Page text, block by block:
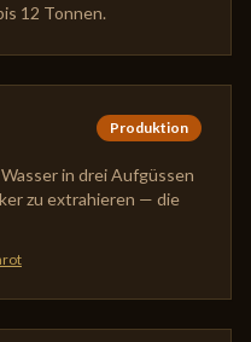
12 Tonnen.
Produktion
in drei Aufgüssen
zu extrahieren — die